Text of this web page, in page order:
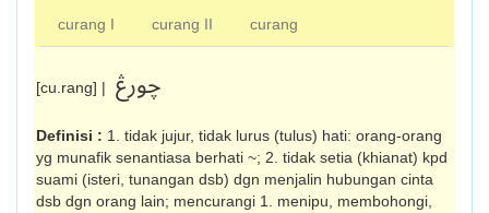
curang I curang II curang
[cu.rang] | چورڠ
Definisi : 1. tidak jujur, tidak lurus (tulus) hati: orang-orang
yg munafik senantiasa berhati ~; 2. tidak setia (khianat) kpd
suami (isteri, tunangan dsb) dgn menjalin hubungan cinta
dsb dgn orang lain; mencurangi 1. menipu, membohongi,